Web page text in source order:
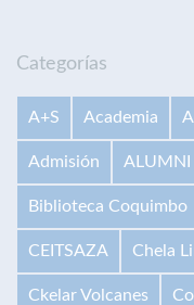
Categorías
A+S Academia
Admisión ALUMNI
Biblioteca Coquimbo
CEITSAZA Chela
Ckelar Volcanes